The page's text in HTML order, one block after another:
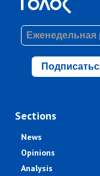
Sections
News
Opinions
Analysis